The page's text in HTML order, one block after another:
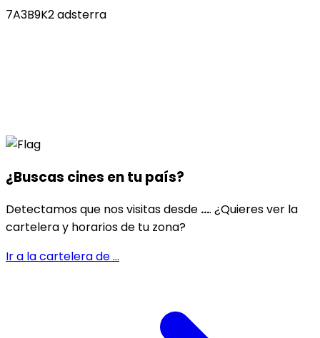
7A3B9K2 adsterra
¿Buscas cines entu país?
Detectamos que nos visitas desde .... ¿Quieres ver la
cartelera y horarios de tu zona?
Ir a la cartelera de...